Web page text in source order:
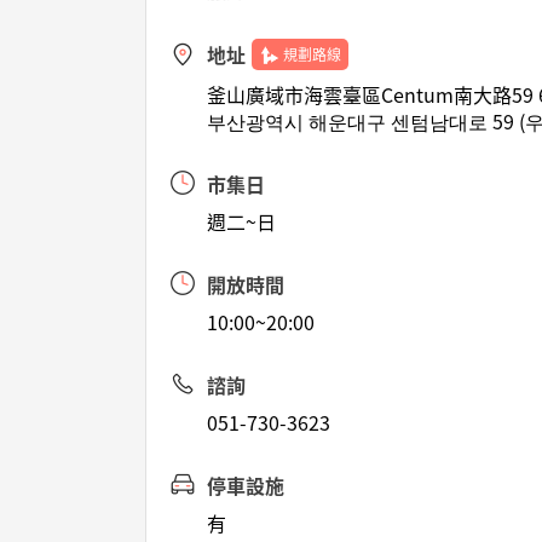
地址 規劃路線
釜山廣域市海雲臺區Centum南大路59
부산광역시 해운대구 센텀남대로 59 (
市集日
週二~日
開放時間
10:00~20:00
諮詢
051-730-3623
停車設施
有